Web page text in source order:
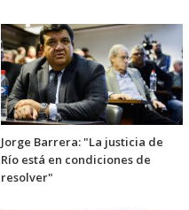
Jorge Barrera: "La justicia de
Río está en condiciones de
resolver"